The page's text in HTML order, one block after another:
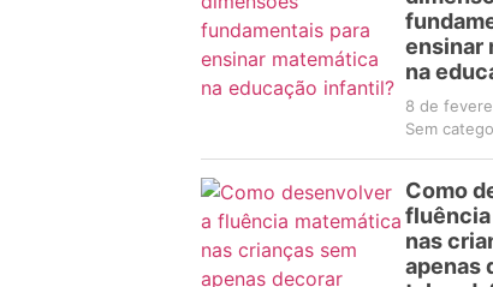
ensinar
na
8 de
Sem
Como
nas
apenas